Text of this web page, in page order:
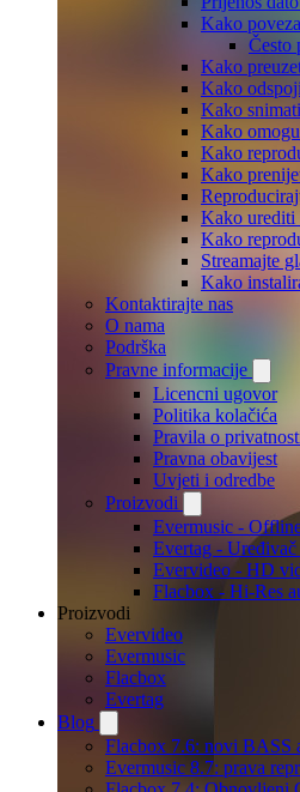
Kako
Često
Kako
Kako
Kako
Kako
Kako
Kako
Kako urediti
Kako
Streamajte
Kako
Kontaktirajte nas
O nama
Podrška
Pravne informacije
Licencni ugovor
Politika kolačića
Pravila o
Pravna obavijest
Uvjeti i odredbe
Proizvodi
Evermusic -
Evertag -
Evervideo - HD
Flacbox - Hi-Res
Proizvodi
Evervideo
Evermusic
Flacbox
Evertag
Blog
Flacbox 7.6: novi BASS
Evermusic 8.7: prava